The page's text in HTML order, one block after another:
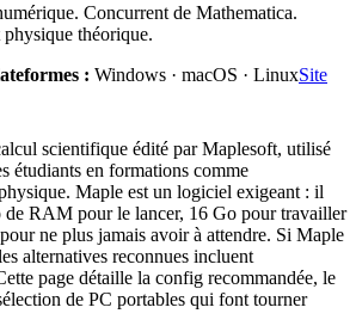
Concurrent de Mathematica.
théorique.
: Windows · macOS · LinuxSite
scientifique édité par Maplesoft, utilisé
étudiants en formations comme
Maple est un logiciel exigeant : il
RAM pour le lancer, 16 Go pour travailler
ne plus jamais avoir à attendre. Si Maple
alternatives reconnues incluent
page détaille la config recommandée, le
de PC portables qui font tourner